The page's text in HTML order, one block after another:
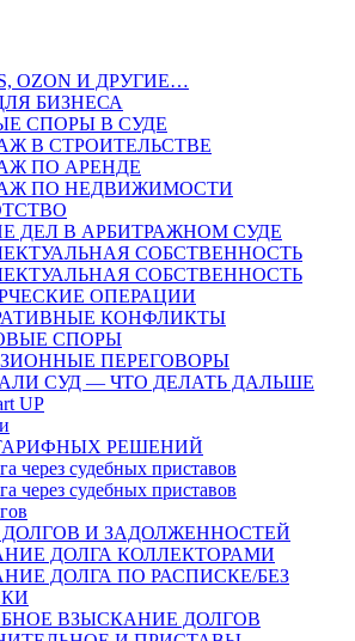
OZON И ДРУГИЕ…
БИЗНЕСА
СПОРЫ В СУДЕ
В СТРОИТЕЛЬСТВЕ
ПО АРЕНДЕ
ПО НЕДВИЖИМОСТИ
ДЕЛ В АРБИТРАЖНОМ СУДЕ
СОБСТВЕННОСТЬ
СОБСТВЕННОСТЬ
ОПЕРАЦИИ
КОНФЛИКТЫ
СПОРЫ
ПЕРЕГОВОРЫ
СУД — ЧТО ДЕЛАТЬ ДАЛЬШЕ
UP
РЕШЕНИЙ
через судебных приставов
через судебных приставов
И ЗАДОЛЖЕННОСТЕЙ
ДОЛГА КОЛЛЕКТОРАМИ
ДОЛГА ПО РАСПИСКЕ/БЕЗ
ВЗЫСКАНИЕ ДОЛГОВ